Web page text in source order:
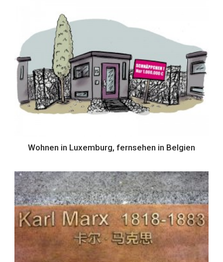
Wohnen in Luxemburg, fernsehen in Belgien